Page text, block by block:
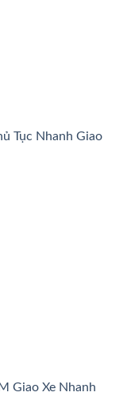
Tục Nhanh Giao
Giao Xe Nhanh